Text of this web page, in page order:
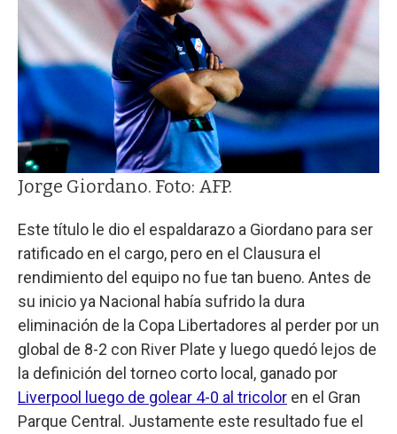
Jorge Giordano. Foto: AFP.
Este título le dio el espaldarazo a Giordano para ser
ratificado en el cargo, pero en el Clausura el
rendimiento del equipo no fue tan bueno. Antes de
su inicio ya Nacional había sufrido la dura
eliminación de la Copa Libertadores al perder por un
global de 8-2 con River Plate y luego quedó lejos de
la definición del torneo corto local, ganado por
Liverpool luego de golear 4-0 al tricolor en el Gran
Parque Central. Justamente este resultado fue el